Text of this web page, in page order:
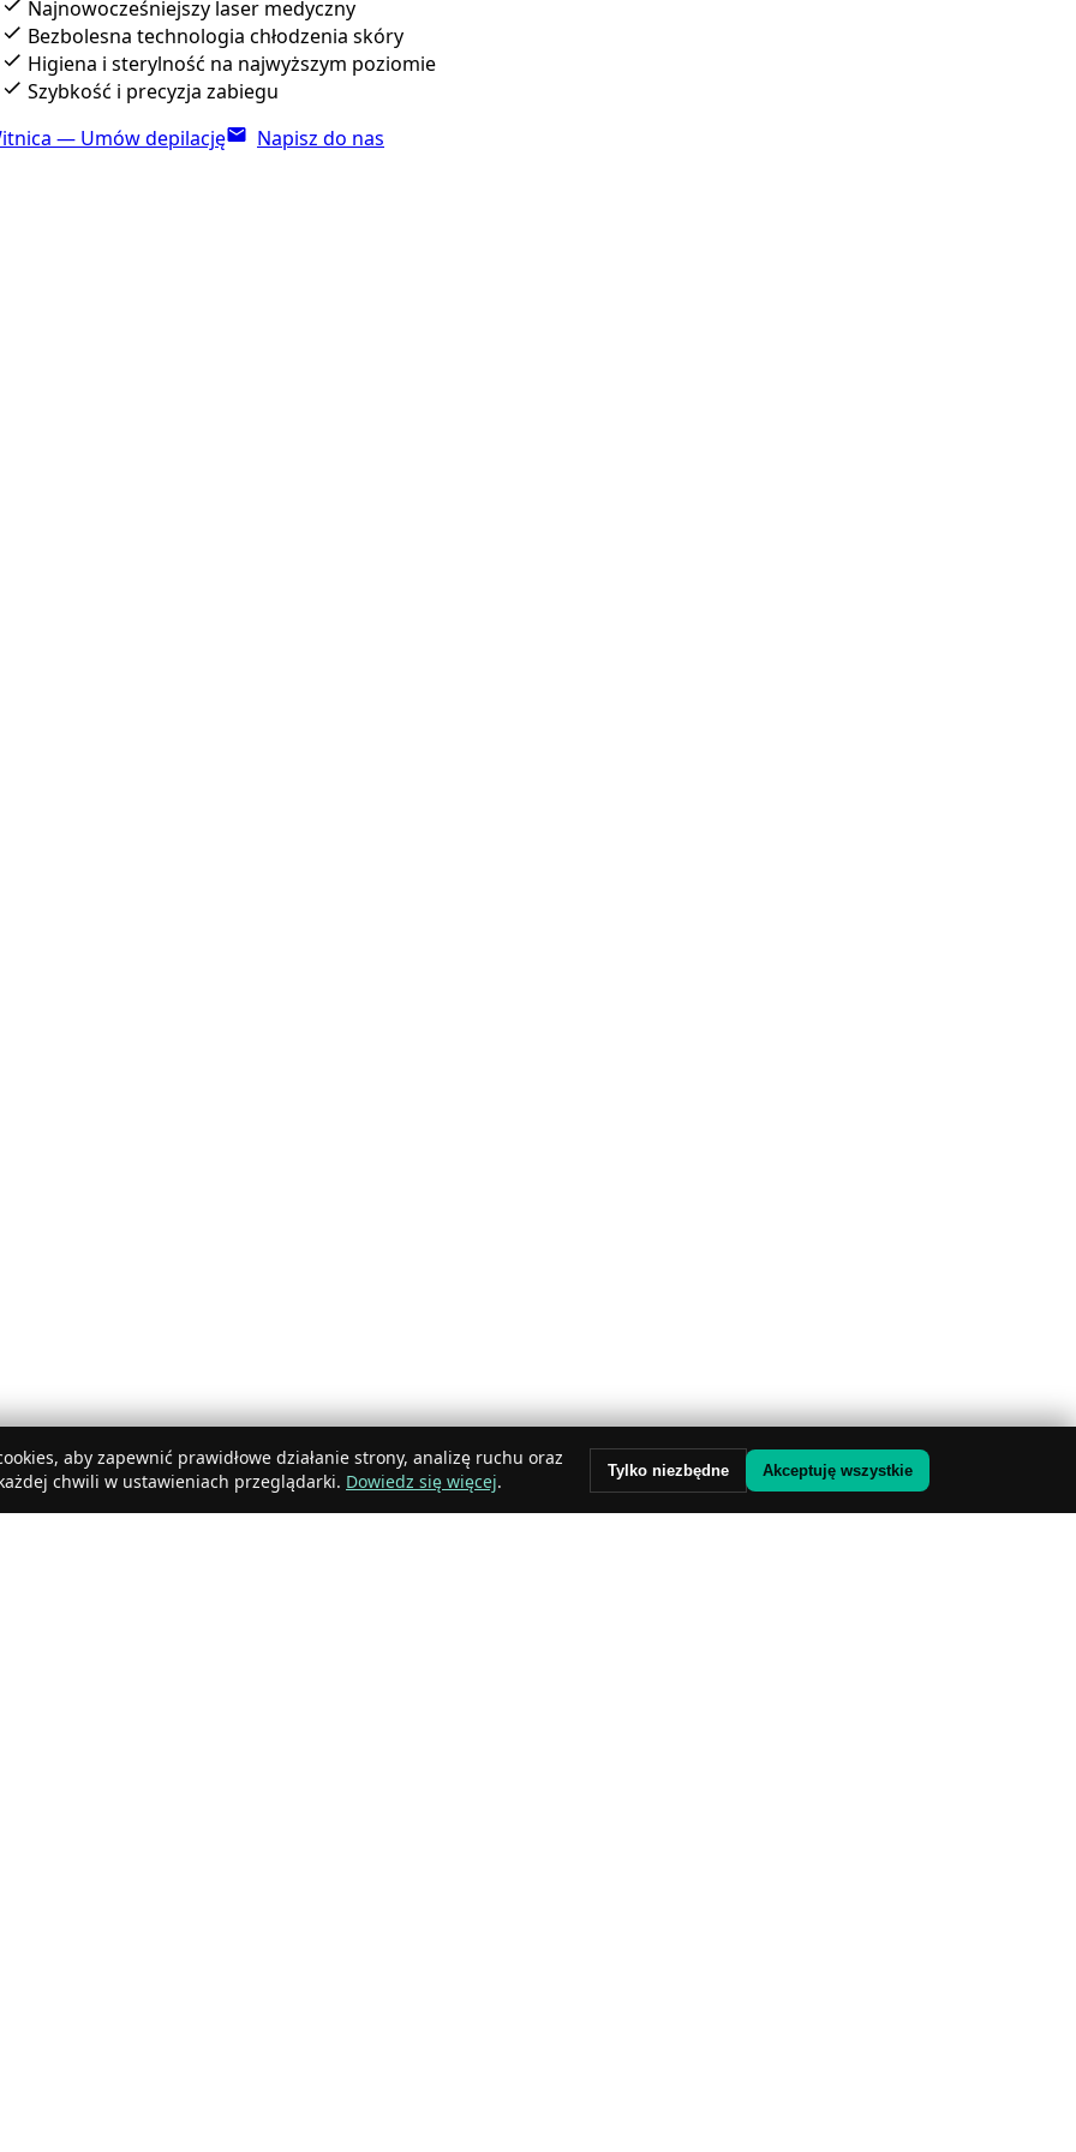
Najnowocześniejszy laser medyczny
Bezbolesna technologia chłodzenia skóry
Higiena i sterylność na najwyższym poziomie
Szybkość i precyzja zabiegu
— Umów depilację
Napisz do nas
aby zapewnić prawidłowe działanie strony, analizę ruchu oraz
chwili w ustawieniach przeglądarki. Dowiedz się więcej. Tylko niezbędne Akceptuję wszystkie